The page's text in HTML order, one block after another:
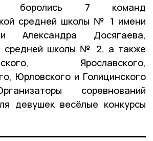
боролись 7 команд
средней школы № 1 имени
Александра Досягаева,
средней школы № 2, а также
Ярославского,
Юрловского и Голицинского
соревнований
девушек весёлые конкурсы